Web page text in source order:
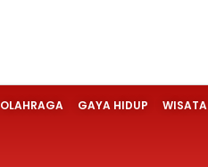
OLAHRAGA GAYA HIDUP WISATA